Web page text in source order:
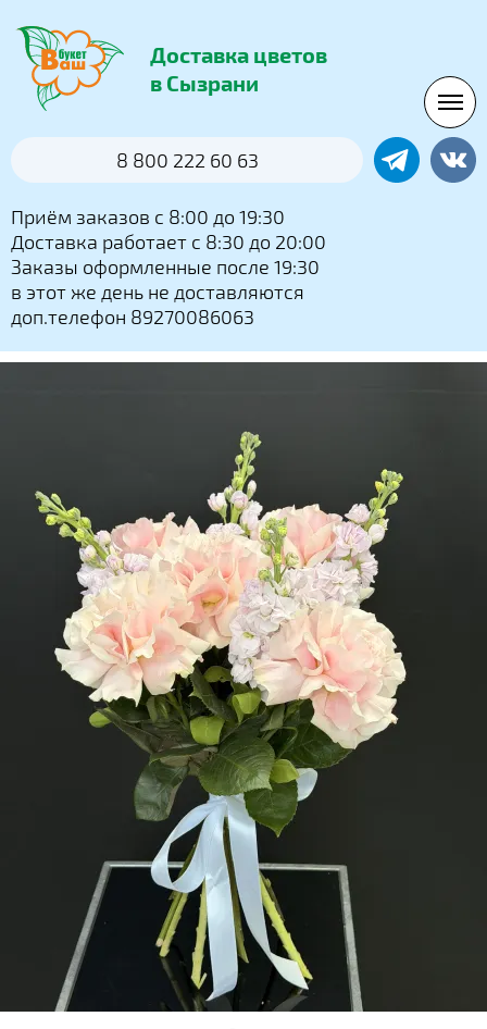
Доставка цветов
в Сызрани
8 800 222 60 63
Приём заказов с 8:00 до 19:30
Доставка работает с 8:30 до 20:00
Заказы оформленные после 19:30
в этот же день не доставляются
доп.телефон 89270086063